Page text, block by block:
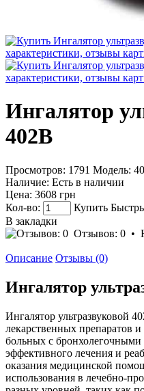
Ингалятор
402В
Просмотров: 1791 Модель:
Наличие: Есть в наличии
Цена: 3608 грн
Кол-во:
Купить
В закладки
Отзывов: 0 •
Описание Отзывы (0)
Ингалятор
Ингалятор ультразвуковой
лекарственных препаратов
больных с бронхолегочными
эффективного лечения и
оказания медицинской
использования в лечебно-